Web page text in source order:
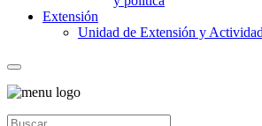
Extensión
Unidad de Extensión y